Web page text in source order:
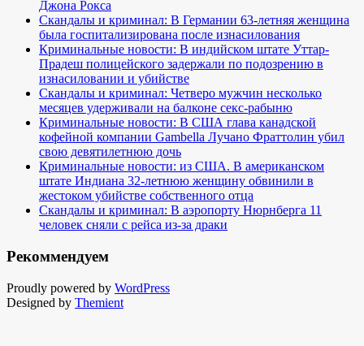
Джона Рокса
Скандалы и криминал: В Германии 63-летняя женщина
была госпитализирована после изнасилования
Криминальные новости: В индийском штате Уттар-
Прадеш полицейского задержали по подозрению в
изнасиловании и убийстве
Скандалы и криминал: Четверо мужчин несколько
месяцев удерживали на балконе секс-рабыню
Криминальные новости: В США глава канадской
кофейной компании Gambella Лучано Фраттолин убил
свою девятилетнюю дочь
Криминальные новости: из США. В американском
штате Индиана 32-летнюю женщину обвинили в
жестоком убийстве собственного отца
Скандалы и криминал: В аэропорту Нюрнберга 11
человек сняли с рейса из-за драки
Рекоммендуем
Proudly powered by WordPress
Designed by Themient